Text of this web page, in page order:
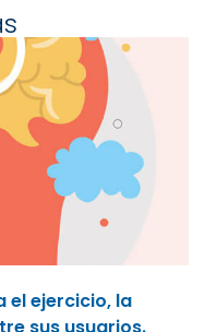
el ejercicio, la